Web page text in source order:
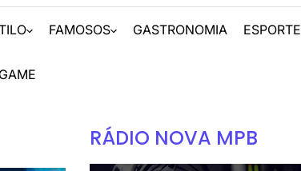
FAMOSOS GASTRONOMIA ESPORTE
RÁDIO NOVA MPB